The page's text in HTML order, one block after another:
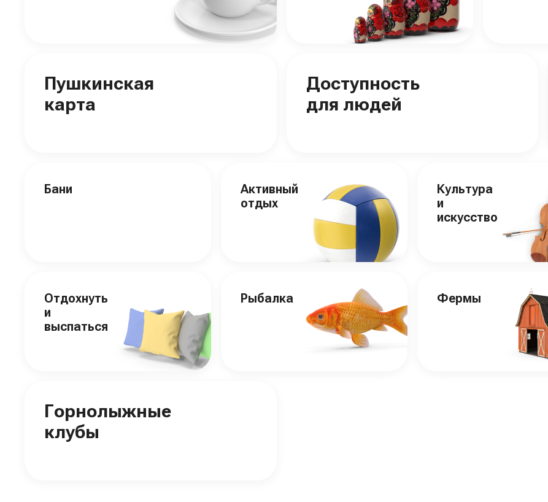
Пушкинская
карта
Доступность
для людей
Бани
Активный
отдых
Культура
и
искусство
Отдохнуть
и
выспаться
Рыбалка Фермы
Горнолыжные
клубы